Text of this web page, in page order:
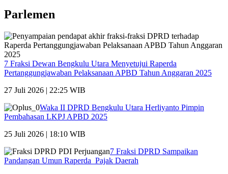
Parlemen
7 Fraksi Dewan Bengkulu Utara Menyetujui Raperda
Pertanggungjawaban Pelaksanaan APBD Tahun Anggaran 2025
27 Juli 2026 | 22:25 WIB
Waka II DPRD Bengkulu Utara Herliyanto Pimpin
Pembahasan LKPJ APBD 2025
25 Juli 2026 | 18:10 WIB
7 Fraksi DPRD Sampaikan
Pandangan Umun Raperda Pajak Daerah